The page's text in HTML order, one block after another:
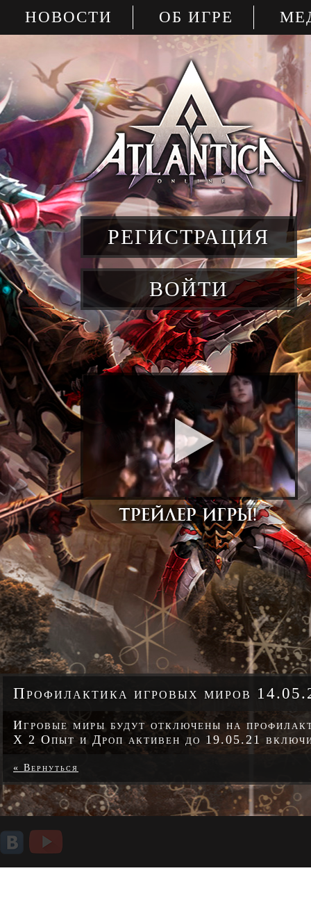
НОВОСТИ ОБ ИГРЕ
РЕГИСТРАЦИЯ
ВОЙТИ
Профилактика игровых миров
Игровые миры будут отключены на
Х 2 Опыт и Дроп активен до 19.05.21
« Вернуться